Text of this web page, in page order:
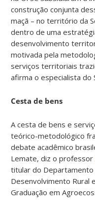
construção conjunta
maçã – no território da
dentro de uma
desenvolvimento
motivada pela
serviços territoriais
afirma o especialista do
Cesta de bens
A cesta de bens e
teórico-metodológico
debate acadêmico
Lemate, diz o professor
titular do Departamento
Desenvolvimento Rural
Graduação em